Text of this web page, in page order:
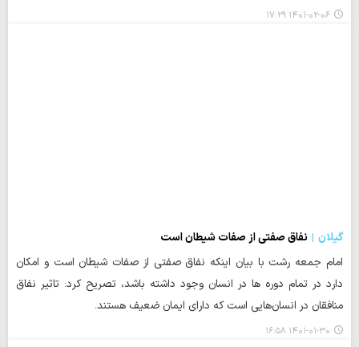
۱۴۰۱-۰۲-۰۶ ۱۷:۲۹
گیلان
نفاق صفتی از صفات شیطان است
امام جمعه رشت با بیان اینکه نفاق صفتی از صفات شیطان است و امکان
دارد در تمام دوره ها در انسان وجود داشته باشد، تصریح کرد: تاثیر نفاق
منافقان در انسان‌هایی است که دارای ایمان ضعیف هستند.
۱۴۰۱-۰۱-۳۰ ۱۶:۵۸